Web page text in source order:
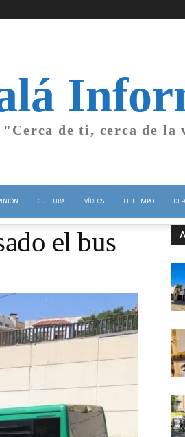
"Cerca de ti, cerca de la
CULTURA VÍDEOS EL TIEMPO
el bus